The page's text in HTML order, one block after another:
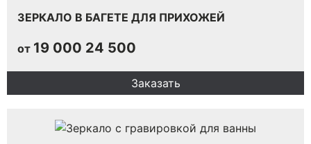
ЗЕРКАЛО В БАГЕТЕ ДЛЯ ПРИХОЖЕЙ
от 19 000 24 500
Заказать